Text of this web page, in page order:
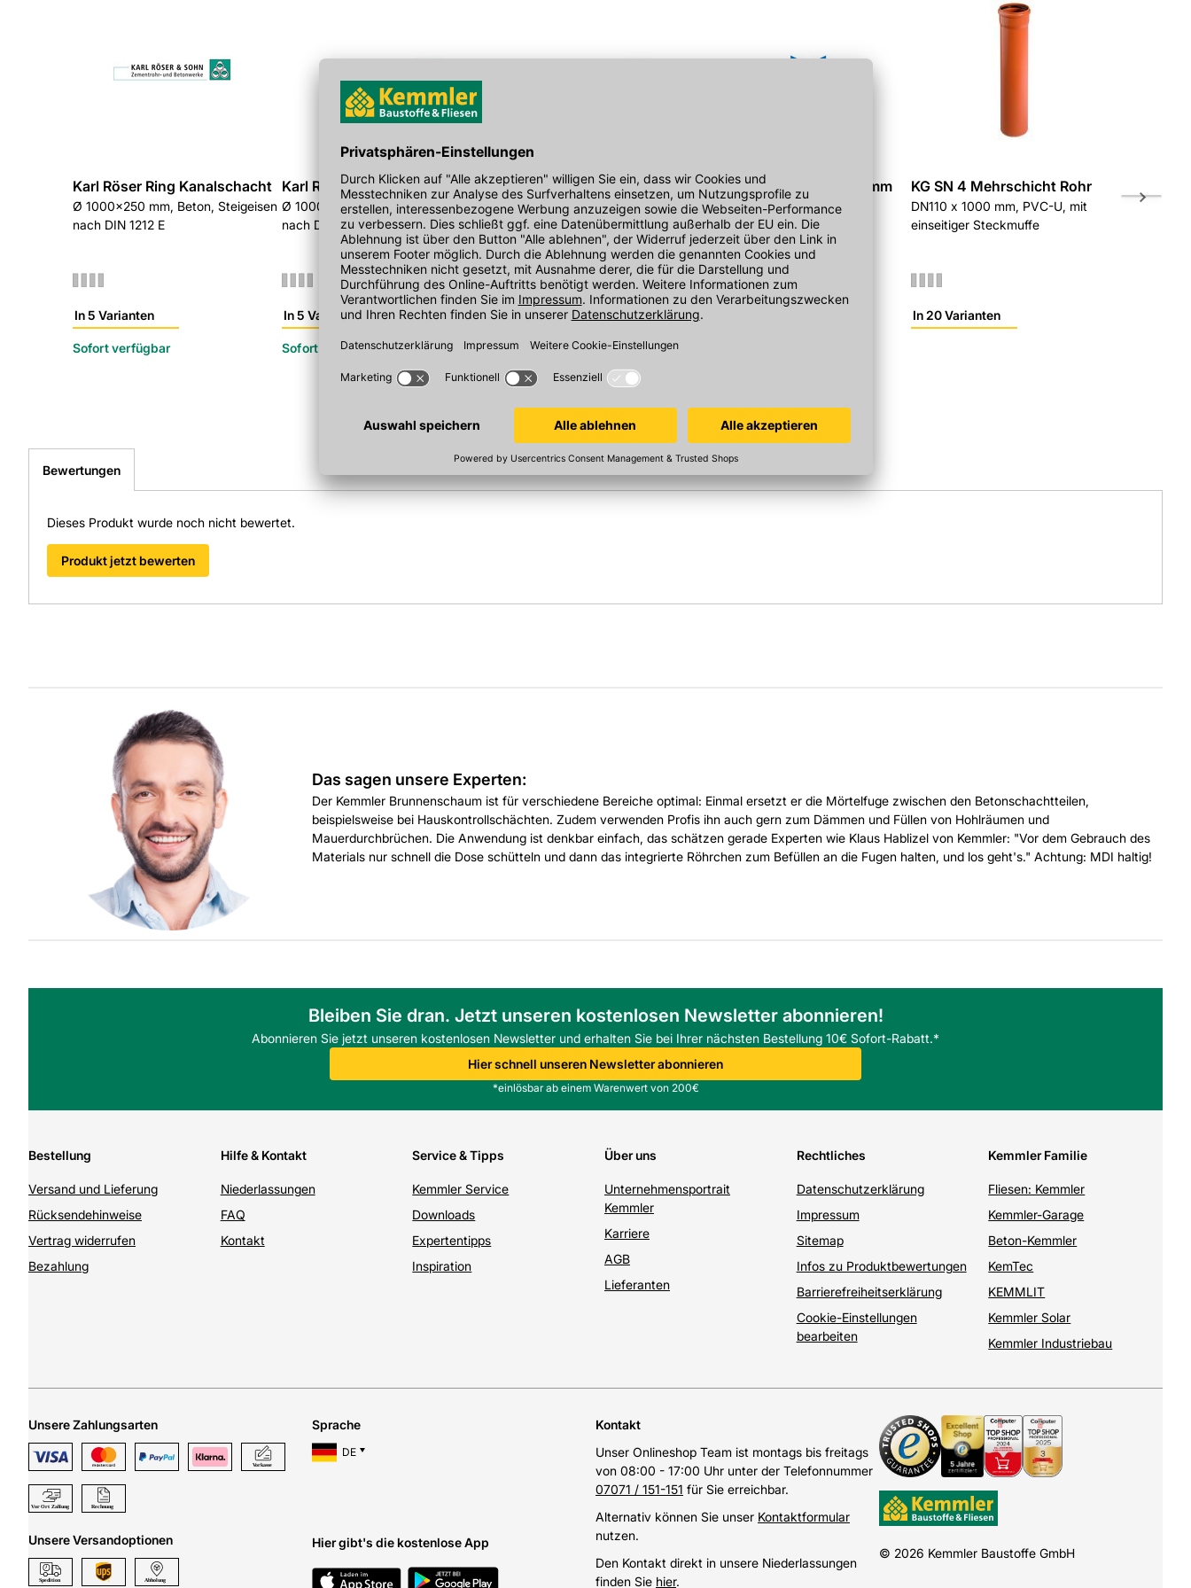
Kann allergische Hautreaktionen verursachen.
Kann bei Einatmen Allergie, asthmaartige Symptome oder Atembeschwerden verursachen.
Kann Säuglinge über die Muttermilch schädigen.
Kann die Organe schädigen bei längerer oder wiederholter Exposition.
Kann für Wasserorganismen schädlich sein, mit langfristiger Wirkung.
Enthält Isocyanate. Kann allergische Reaktionen hervorrufen.
Karl Röser Ring Kanalschacht
Ø 1000x250 mm, Beton, Steigeisen
nach DIN 1212 E
In 5 Varianten
Sofort verfügbar
Karl Röser Ring Kanalschacht
Ø 1000x500 mm, Beton, Steigeisen
nach DIN 1212 E
In 5 Varianten
Sofort verfügbar
Karl Röser Konus
Kanalschacht exzentrisch
Ø 1000/625x600 mm, Beton,
Steigeisen DIN 1212
In 3 Varianten
Sofort verfügbar
Ausgleichsring 625x100mm
rund
KG SN 4 Mehrschicht Rohr
DN110 x 1000 mm, PVC-U, mit
einseitiger Steckmuffe
In 20 Varianten
DN160,
Bewertungen
Dieses Produkt wurde noch nicht bewertet.
Produkt jetzt bewerten
Das sagen unsere Experten:
Der Kemmler Brunnenschaum ist für verschiedene Bereiche optimal: Einmal ersetzt er die Mörtelfuge zwischen den Betonschachtteilen,
beispielsweise bei Hauskontrollschächten. Zudem verwenden Profis ihn auch gern zum Dämmen und Füllen von Hohlräumen und
Mauerdurchbrüchen. Die Anwendung ist denkbar einfach, das schätzen gerade Experten wie Klaus Hablizel von Kemmler: "Vor dem Gebrauch des
Materials nur schnell die Dose schütteln und dann das integrierte Röhrchen zum Befüllen an die Fugen halten, und los geht's." Achtung: MDI haltig!
Bleiben Sie dran. Jetzt unseren kostenlosen Newsletter abonnieren!
Abonnieren Sie jetzt unseren kostenlosen Newsletter und erhalten Sie bei Ihrer nächsten Bestellung 10€ Sofort-Rabatt.*
Hier schnell unseren Newsletter abonnieren
*einlösbar ab einem Warenwert von 200€
Bestellung
Versand und Lieferung
Rücksendehinweise
Vertrag widerrufen
Bezahlung
Hilfe & Kontakt
Niederlassungen
FAQ
Kontakt
Service & Tipps
Kemmler Service
Downloads
Expertentipps
Inspiration
Über uns
Unternehmensportrait
Kemmler
Karriere
AGB
Lieferanten
Rechtliches
Datenschutzerklärung
Impressum
Sitemap
Infos zu Produktbewertungen
Barrierefreiheitserklärung
Cookie-Einstellungen
bearbeiten
Kemmler Familie
Fliesen: Kemmler
Kemmler-Garage
Beton-Kemmler
KemTec
KEMMLIT
Kemmler Solar
Kemmler Industriebau
Unsere Zahlungsarten
Unsere Versandoptionen
Sprache
DE
Hier gibt's die kostenlose App
Kontakt
Unser Onlineshop Team ist montags bis freitags
von 08:00 - 17:00 Uhr unter der Telefonnummer
07071 / 151-151 für Sie erreichbar.
Alternativ können Sie unser Kontaktformular
nutzen.
Den Kontakt direkt in unsere Niederlassungen
finden Sie hier.
© 2026 Kemmler Baustoffe GmbH